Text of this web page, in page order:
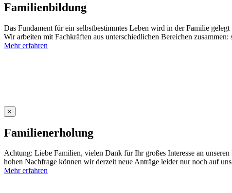
Familienbildung
Das Fundament für ein selbstbestimmtes Leben wird in der Familie
Wir arbeiten mit Fachkräften aus unterschiedlichen Bereichen zusammen:
Mehr erfahren
×
Familienerholung
Achtung: Liebe Familien, vielen Dank für Ihr großes Interesse an
hohen Nachfrage können wir derzeit neue Anträge leider nur noch auf
Mehr erfahren